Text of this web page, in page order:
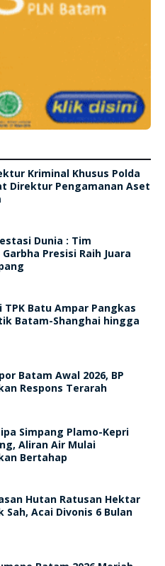
Kriminal Khusus Polda
Direktur Pengamanan Aset
Dunia : Tim
Presisi Raih Juara
TPK Batu Ampar Pangkas
Batam-Shanghai hingga
Batam Awal 2026, BP
Respons Terarah
Simpang Plamo-Kepri
Aliran Air Mulai
Bertahap
Hutan Ratusan Hektar
Sah, Acai Divonis 6 Bulan